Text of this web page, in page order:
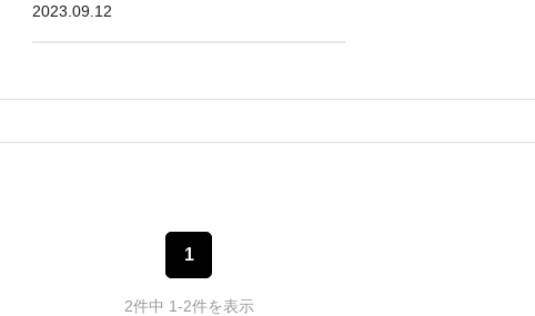
2023.09.12
1
2件中 1-2件を表示